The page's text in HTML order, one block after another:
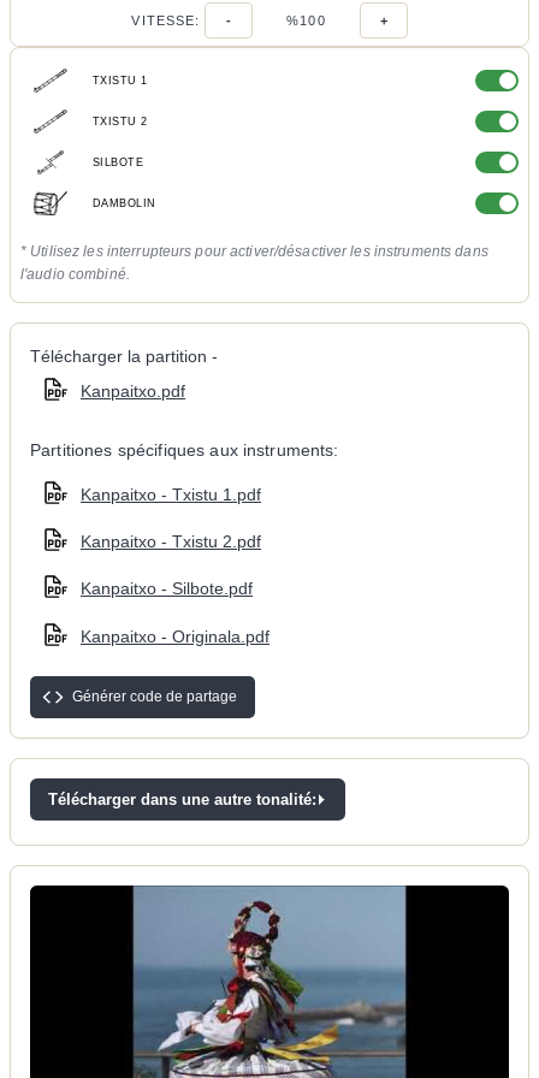
VITESSE: - %100 +
TXISTU 1
TXISTU 2
SILBOTE
DAMBOLIN
* Utilisez les interrupteurs pour activer/désactiver les instruments dans
l'audio combiné.
Télécharger la partition -
Kanpaitxo.pdf
Partitiones spécifiques aux instruments:
Kanpaitxo - Txistu 1.pdf
Kanpaitxo - Txistu 2.pdf
Kanpaitxo - Silbote.pdf
Kanpaitxo - Originala.pdf
Générer code de partage
Télécharger dans une autre tonalité: